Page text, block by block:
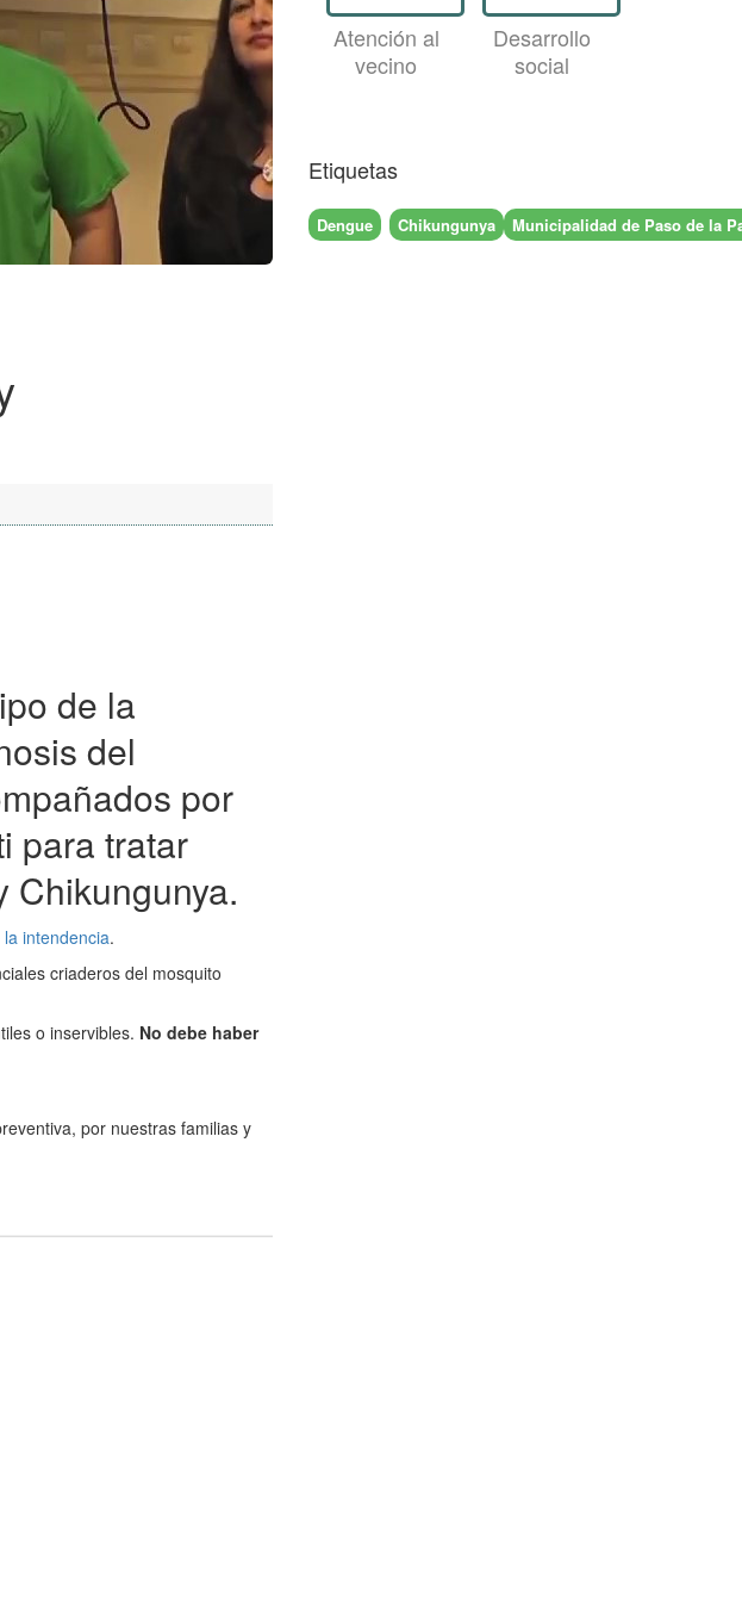
de la
del
por
para tratar
Chikungunya.
intendencia.
criaderos del mosquito
o inservibles. No debe haber
por nuestras familias y
Atención al
vecino
Desarrollo
social
Etiquetas
Dengue Chikungunya Municipalidad de Paso de la